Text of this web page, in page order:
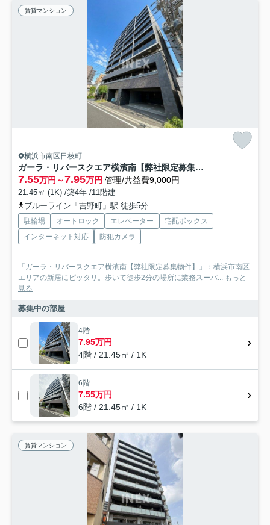
賃貸マンション
横浜市南区日枝町
ガーラ・リバースクエア横濱南【弊社限定募集物件】
7.55万円～7.95万円 管理/共益費9,000円
21.45㎡ (1K) /築4年 /11階建
ブルーライン「吉野町」駅 徒歩5分
駐輪場 オートロック エレベーター
宅配ボックス
インターネット対応
防犯カメラ
「ガーラ・リバースクエア横濱南【弊社限定募集物件】」：横浜市南区
エリアの新居にピッタリ。歩いて徒歩2分の場所に業務スーパ... もっと
見る
募集中の部屋
4階
7.95万円
4階 / 21.45㎡ / 1K
6階
7.55万円
6階 / 21.45㎡ / 1K
賃貸マンション